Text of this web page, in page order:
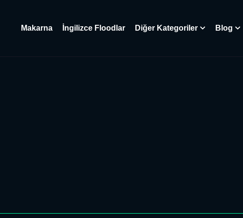
Makarna İngilizce Floodlar Diğer Kategoriler Blog